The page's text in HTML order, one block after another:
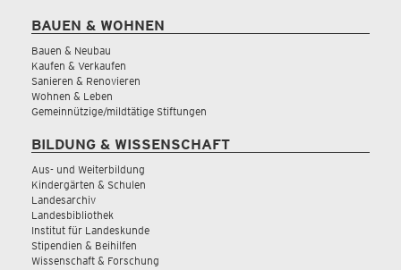
BAUEN & WOHNEN
Bauen & Neubau
Kaufen & Verkaufen
Sanieren & Renovieren
Wohnen & Leben
Gemeinnützige/mildtätige Stiftungen
BILDUNG & WISSENSCHAFT
Aus- und Weiterbildung
Kindergärten & Schulen
Landesarchiv
Landesbibliothek
Institut für Landeskunde
Stipendien & Beihilfen
Wissenschaft & Forschung